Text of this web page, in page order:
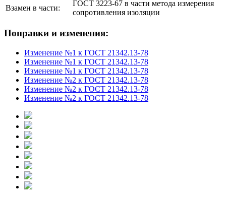
Взамен в части:
ГОСТ 3223-67 в части метода измерения
сопротивления изоляции
Поправки и изменения:
Изменение №1 к ГОСТ 21342.13-78
Изменение №1 к ГОСТ 21342.13-78
Изменение №1 к ГОСТ 21342.13-78
Изменение №2 к ГОСТ 21342.13-78
Изменение №2 к ГОСТ 21342.13-78
Изменение №2 к ГОСТ 21342.13-78